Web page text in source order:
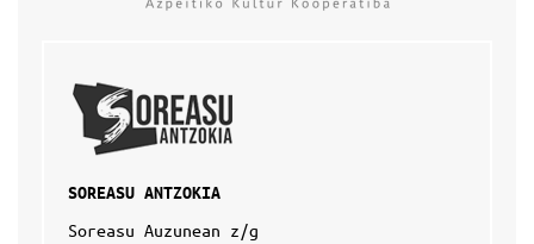
SOREASU ANTZOKIA
Soreasu Auzunean z/g